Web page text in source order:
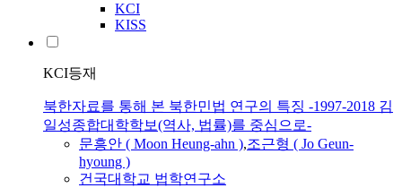
KCI
KISS
KCI등재
북한자료를 통해 본 북한민법 연구의 특징 -1997-2018 김
일성종합대학학보(역사, 법률)를 중심으로-
문흥안 ( Moon Heung-ahn ),조근형 ( Jo Geun-
hyoung )
건국대학교 법학연구소